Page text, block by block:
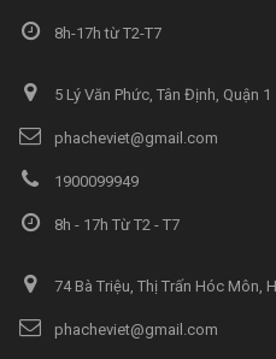
8h-17h từ T2-T7
5 Lý Văn Phức, Tân Định, Quận 1
phacheviet@gmail.com
1900099949
8h - 17h Từ T2 - T7
74 Bà Triệu, Thị Trấn Hóc Môn,
phacheviet@gmail.com